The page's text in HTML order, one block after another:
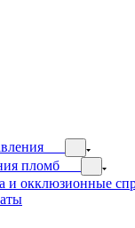
пломб
и окклюзионные